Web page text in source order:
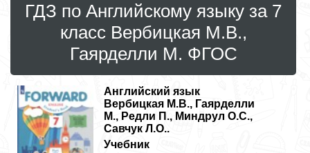
ГДЗ по Английскому языку за 7
класс Вербицкая М.В.,
Гаярделли М. ФГОС
Английский язык
Вербицкая М.В., Гаярделли
М., Редли П., Миндрул О.С.,
Савчук Л.О..
Учебник